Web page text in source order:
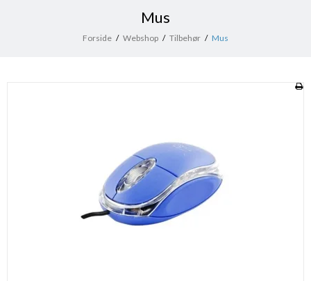
Mus
Forside / Webshop / Tilbehør / Mus